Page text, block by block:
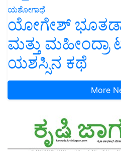
ಯಶೋಗಾಥೆ
ಯೋಗೇಶ್
ಮತ್ತು ಮಹೀಂದ್ರಾ
ಯಶಸ್ಸಿನ ಕಥೆ
More